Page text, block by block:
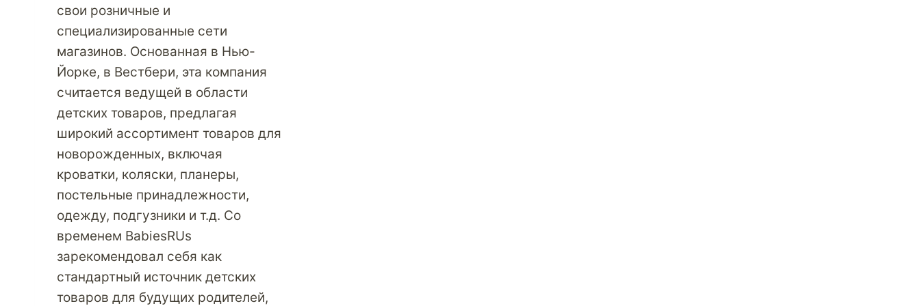
свои розничные и
специализированные сети
магазинов. Основанная в Нью-
Йорке, в Вестбери, эта компания
считается ведущей в области
детских товаров, предлагая
широкий ассортимент товаров для
новорожденных, включая
кроватки, коляски, планеры,
постельные принадлежности,
одежду, подгузники и т.д. Со
временем BabiesRUs
зарекомендовал себя как
стандартный источник детских
товаров для будущих родителей,